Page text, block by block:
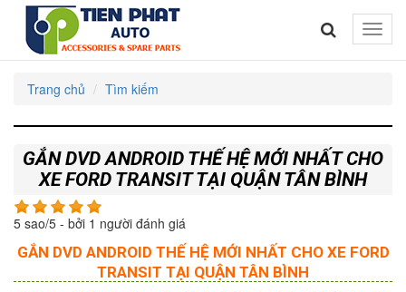
Toggle
Trang chủ Tìm kiếm
GẮN DVD ANDROID THẾ HỆ MỚI NHẤT CHO
XE FORD TRANSIT TẠI QUẬN TÂN BÌNH
5 sao/5 - bởi 1 người đánh giá
GẮN DVD ANDROID THẾ HỆ MỚI NHẤT CHO XE FORD
TRANSIT TẠI QUẬN TÂN BÌNH